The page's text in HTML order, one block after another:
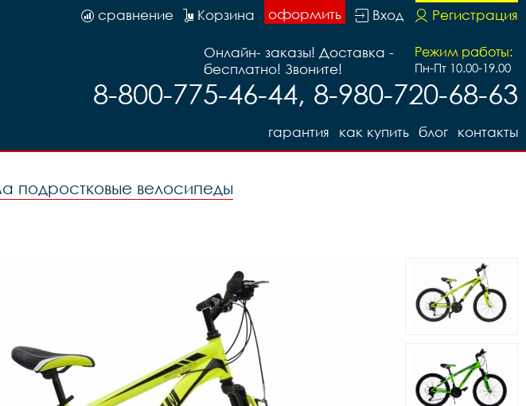
Регистрация
Вход
оформить
Корзина
сравнение
Режим работы:
Пн-Пт 10.00-19.00
Онлайн- заказы! Доставка -
бесплатно! Звоните!
8-800-775-46-44, 8-980-720-68-63
контакты
блог
как купить
гарантия
подростковые велосипеды